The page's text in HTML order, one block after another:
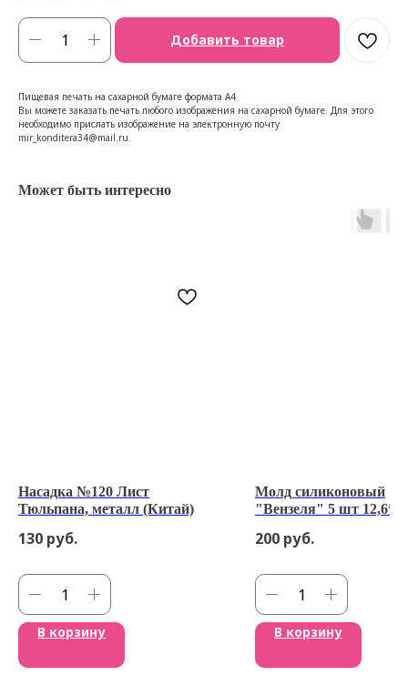
Добавить товар
Пищевая печать на сахарной бумаге формата А4
Вы можете заказать печать любого изображения на сахарной бумаге. Для этого
необходимо прислать изображение на электронную почту
mir_konditera34@mail.ru.
Может быть интересно
Насадка №120 Лист
Тюльпана, металл (Китай)
130 руб.
В корзину
Молд силиконовый
"Вензеля" 5 шт
200 руб.
В корзину